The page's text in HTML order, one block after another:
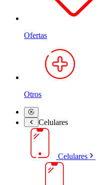
Ofertas
Otros
Celulares
Celulares